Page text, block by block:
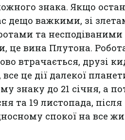
знака. Якщо
дещо важкими, зі
та несподіваними
це вина Плутона.
втрачається, друзі
це дії далекої
знаку до 21 січня, а
та 19 листопада, після
спокої на все